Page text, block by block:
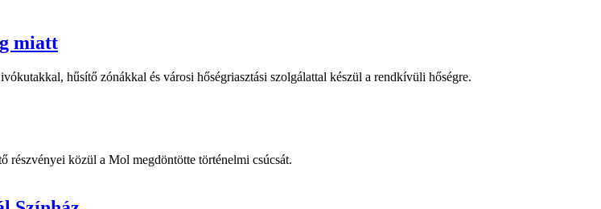
miatt
hűsítő zónákkal és városi hőségriasztási szolgálattal készül a rendkívüli hőségre.
részvényei közül a Mol megdöntötte történelmi csúcsát.